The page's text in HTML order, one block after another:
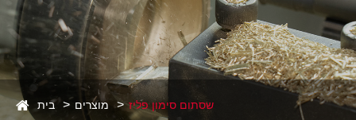
בית מוצרים שסתום סימון פליז